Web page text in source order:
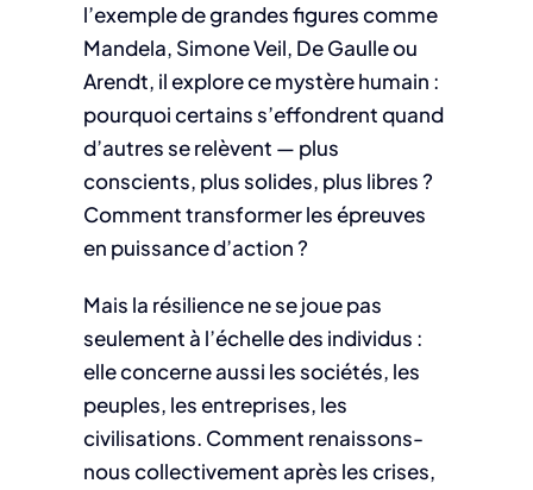
l’exemple de grandes figures comme
Mandela, Simone Veil, De Gaulle ou
Arendt, il explore ce mystère humain :
pourquoi certains s’effondrent quand
d’autres se relèvent — plus
conscients, plus solides, plus libres ?
Comment transformer les épreuves
en puissance d’action ?
Mais la résilience ne se joue pas
seulement à l’échelle des individus :
elle concerne aussi les sociétés, les
peuples, les entreprises, les
civilisations. Comment renaissons-
nous collectivement après les crises,